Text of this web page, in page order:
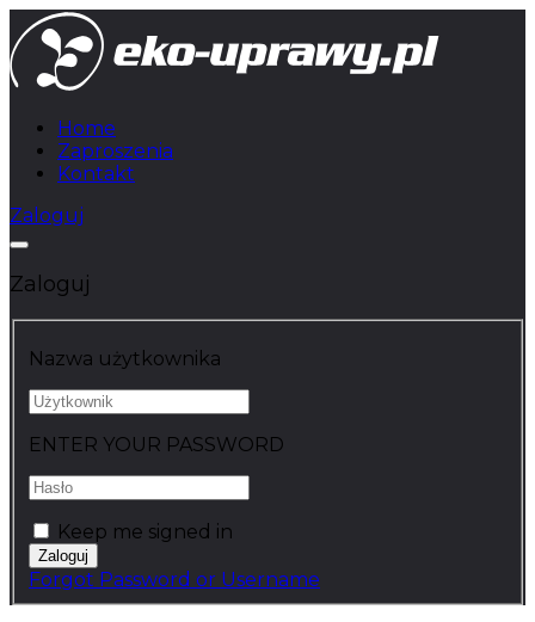
Home
Zaproszenia
Kontakt
Zaloguj
Zaloguj
Nazwa użytkownika
ENTER YOUR PASSWORD
Keep me signed in
Forgot Password or Username